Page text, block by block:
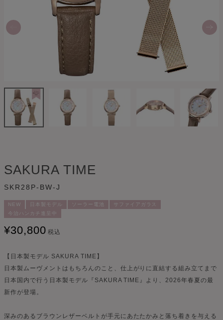
SAKURA TIME
SKR28P-BW-J
NEW 日本製モデル ソーラー電池
サファイアガラス
今治ハンカチ進呈中
¥30,800 税込
【日本製モデル SAKURA TIME】
日本製ムーヴメントはもちろんのこと、仕上がりに直結する組み立てまで
日本国内で行う日本製モデル『SAKURA TIME』より、2026年春夏の最
新作が登場。
深みのあるブラウンレザーベルトが手元にあたたかみと落ち着きを与える